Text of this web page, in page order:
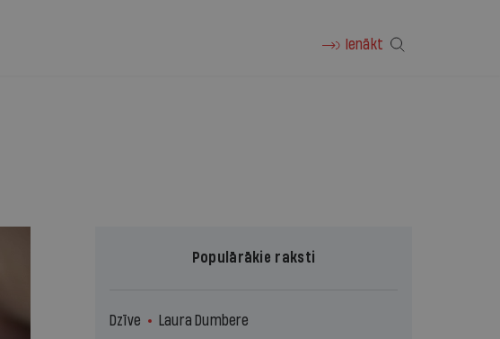
Ienākt
Populārākie raksti
Dzīve Laura Dumbere